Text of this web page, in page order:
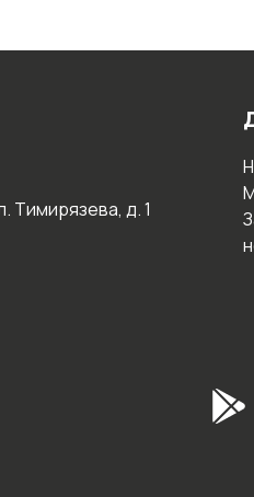
Тимирязева, д. 1